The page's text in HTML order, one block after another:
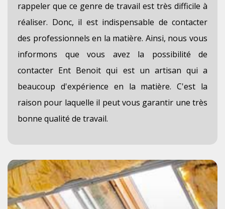
rappeler que ce genre de travail est très difficile à
réaliser. Donc, il est indispensable de contacter
des professionnels en la matière. Ainsi, nous vous
informons que vous avez la possibilité de
contacter Ent Benoit qui est un artisan qui a
beaucoup d'expérience en la matière. C'est la
raison pour laquelle il peut vous garantir une très
bonne qualité de travail.